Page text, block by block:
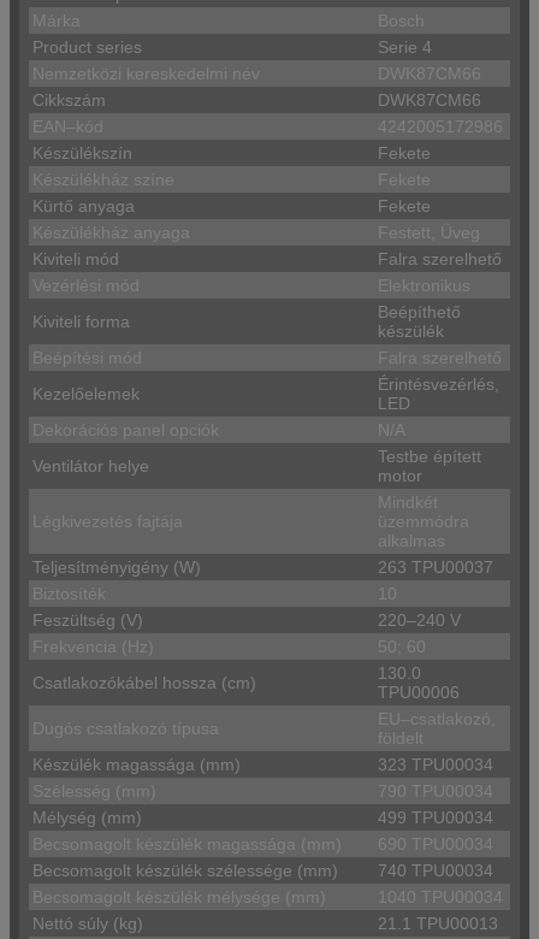
Márka
Bosch
Product series
Serie 4
Nemzetközi kereskedelmi név
DWK87CM66
Cikkszám
DWK87CM66
EAN–kód
4242005172986
Készülékszín
Fekete
Készülékház színe
Fekete
Kürtő anyaga
Fekete
Készülékház anyaga
Festett, Üveg
Kiviteli mód
Falra szerelhető
Vezérlési mód
Elektronikus
Kiviteli forma
Beépíthető
készülék
Beépítési mód
Falra szerelhető
Kezelőelemek
Érintésvezérlés,
LED
Dekorációs panel opciók
N/A
Ventilátor helye
Testbe épített
motor
Légkivezetés fajtája
Mindkét
üzemmódra
alkalmas
Teljesítményigény (W)
263 TPU00037
Biztosíték
10
Feszültség (V)
220–240 V
Frekvencia (Hz)
50; 60
Csatlakozókábel hossza (cm)
130.0
TPU00006
Dugós csatlakozó típusa
EU–csatlakozó,
földelt
Készülék magassága (mm)
323 TPU00034
Szélesség (mm)
790 TPU00034
Mélység (mm)
499 TPU00034
Becsomagolt készülék magassága (mm)
690 TPU00034
Becsomagolt készülék szélessége (mm)
740 TPU00034
Becsomagolt készülék mélysége (mm)
1040 TPU00034
Nettó súly (kg)
21.1 TPU00013